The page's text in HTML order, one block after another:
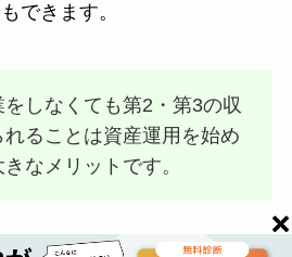
できます。
しなくても第2・第3の収
れることは資産運用を始め
なメリットです。